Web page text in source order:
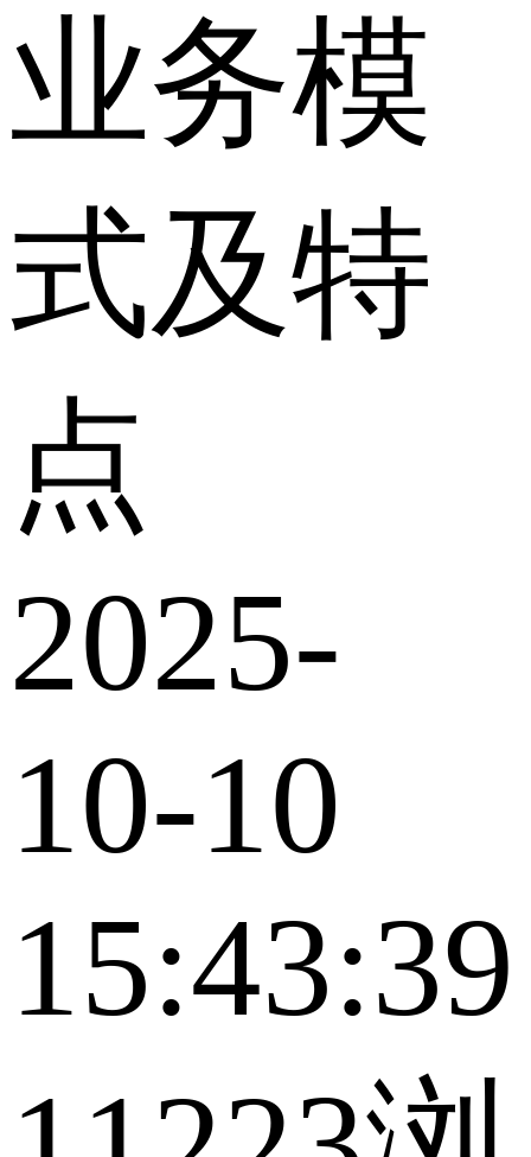
业务模
式及特
点
2025-
10-10
15:43:39